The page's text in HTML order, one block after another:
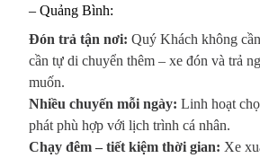
– Quảng Bình:
Đón trả tận nơi: Quý Khách không
cần tự di chuyển thêm – xe đón và trả
muốn.
Nhiều chuyến mỗi ngày: Linh hoạt
phát phù hợp với lịch trình cá nhân.
Chạy đêm – tiết kiệm thời gian: Xe